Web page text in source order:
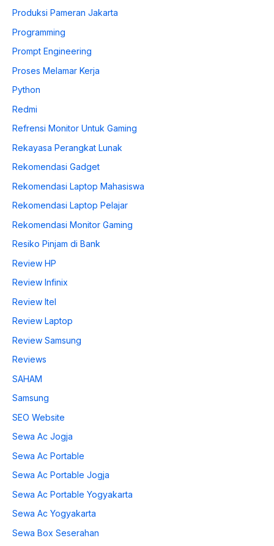
Produksi Pameran Jakarta
Programming
Prompt Engineering
Proses Melamar Kerja
Python
Redmi
Refrensi Monitor Untuk Gaming
Rekayasa Perangkat Lunak
Rekomendasi Gadget
Rekomendasi Laptop Mahasiswa
Rekomendasi Laptop Pelajar
Rekomendasi Monitor Gaming
Resiko Pinjam di Bank
Review HP
Review Infinix
Review Itel
Review Laptop
Review Samsung
Reviews
SAHAM
Samsung
SEO Website
Sewa Ac Jogja
Sewa Ac Portable
Sewa Ac Portable Jogja
Sewa Ac Portable Yogyakarta
Sewa Ac Yogyakarta
Sewa Box Seserahan